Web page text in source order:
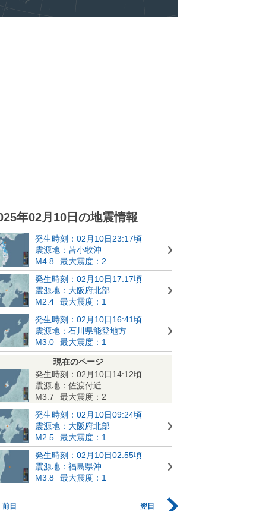
年02月10日の地震情報
発生時刻：02月10日23:17頃
震源地：苫小牧沖
M4.8
最大震度：2
発生時刻：02月10日17:17頃
震源地：大阪府北部
M2.4
最大震度：1
発生時刻：02月10日16:41頃
震源地：石川県能登地方
M3.0
最大震度：1
現在のページ
発生時刻：02月10日14:12頃
震源地：佐渡付近
M3.7
最大震度：2
発生時刻：02月10日09:24頃
震源地：大阪府北部
M2.5
最大震度：1
発生時刻：02月10日02:55頃
震源地：福島県沖
M3.8
最大震度：1
前日 翌日